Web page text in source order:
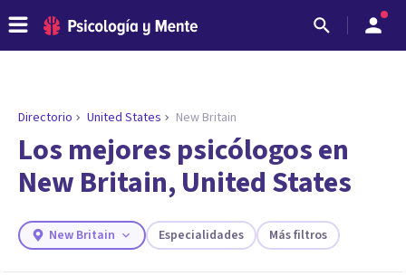
ENCONTRAR MI TERAPEUTA
¿Necesitas ayuda para encontrar el
psicólogo adecuado?
Responde a unas breves preguntas y te ofreceremos
necesidades.
Directorio United States New Britain
Los mejores psicólogos en
New Britain, United States
New Britain Especialidades Más filtros